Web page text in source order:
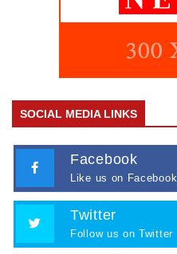
SOCIAL MEDIA LINKS
Facebook
Like us on Facebook
Twitter
Follow us on Twitter